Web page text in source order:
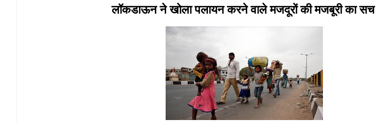
लॉकडाऊन ने खोला पलायन करने वाले मजदूरों की मजबूरी का सच